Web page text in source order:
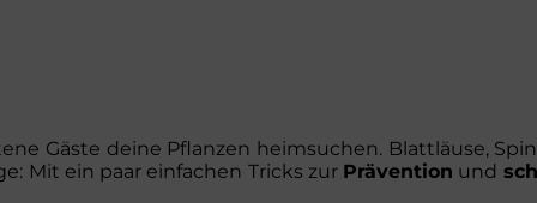
Gäste deine Pflanzen heimsuchen. Blattläuse,
Mit ein paar einfachen Tricks zur Prävention und